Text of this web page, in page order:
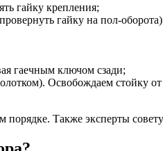
гайку крепления;
гайку на пол-
гаечным ключом сзади;
Освобождаем стойку
Также эксперты